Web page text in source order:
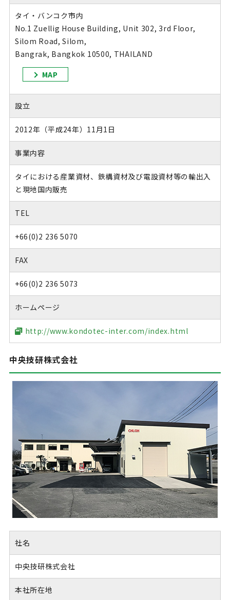
タイ・バンコク市内
No.1 Zuellig House Building, Unit 302, 3rd Floor,
Silom Road, Silom,
Bangrak, Bangkok 10500, THAILAND
MAP
設立
2012年（平成24年）11月1日
事業内容
タイにおける産業資材、鉄構資材及び電設資材等の輸出入
と現地国内販売
TEL
+66(0)2 236 5070
FAX
+66(0)2 236 5073
ホームページ
http://www.kondotec-inter.com/index.html
中央技研株式会社
社名
中央技研株式会社
本社所在地